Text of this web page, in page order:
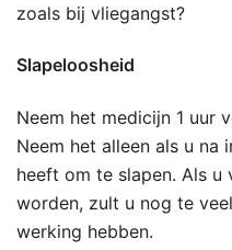
zoals bij vliegangst?
Slapeloosheid
Neem het medicijn 1 uur
Neem het alleen als u na
heeft om te slapen. Als
worden, zult u nog te
werking hebben.